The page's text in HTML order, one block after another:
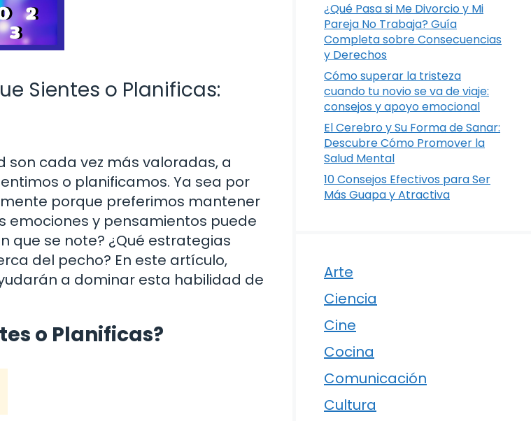
Sientes o Planificas:
cada vez más valoradas, a
o planificamos. Ya sea por
porque preferimos mantener
emociones y pensamientos puede
que se note? ¿Qué estrategias
del pecho? En este artículo,
a dominar esta habilidad de
o Planificas?
¿Qué Pasa si Me Divorcio y Mi
Pareja No Trabaja? Guía
Completa sobre Consecuencias
y Derechos
Cómo superar la tristeza
cuando tu novio se va de viaje:
consejos y apoyo emocional
El Cerebro y Su Forma de Sanar:
Descubre Cómo Promover la
Salud Mental
10 Consejos Efectivos para Ser
Más Guapa y Atractiva
Arte
Ciencia
Cine
Cocina
Comunicación
Cultura